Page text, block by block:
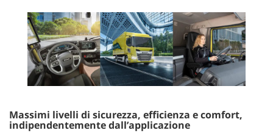
Massimi livelli di sicurezza, efficienza e comfort,
indipendentemente dall’applicazione